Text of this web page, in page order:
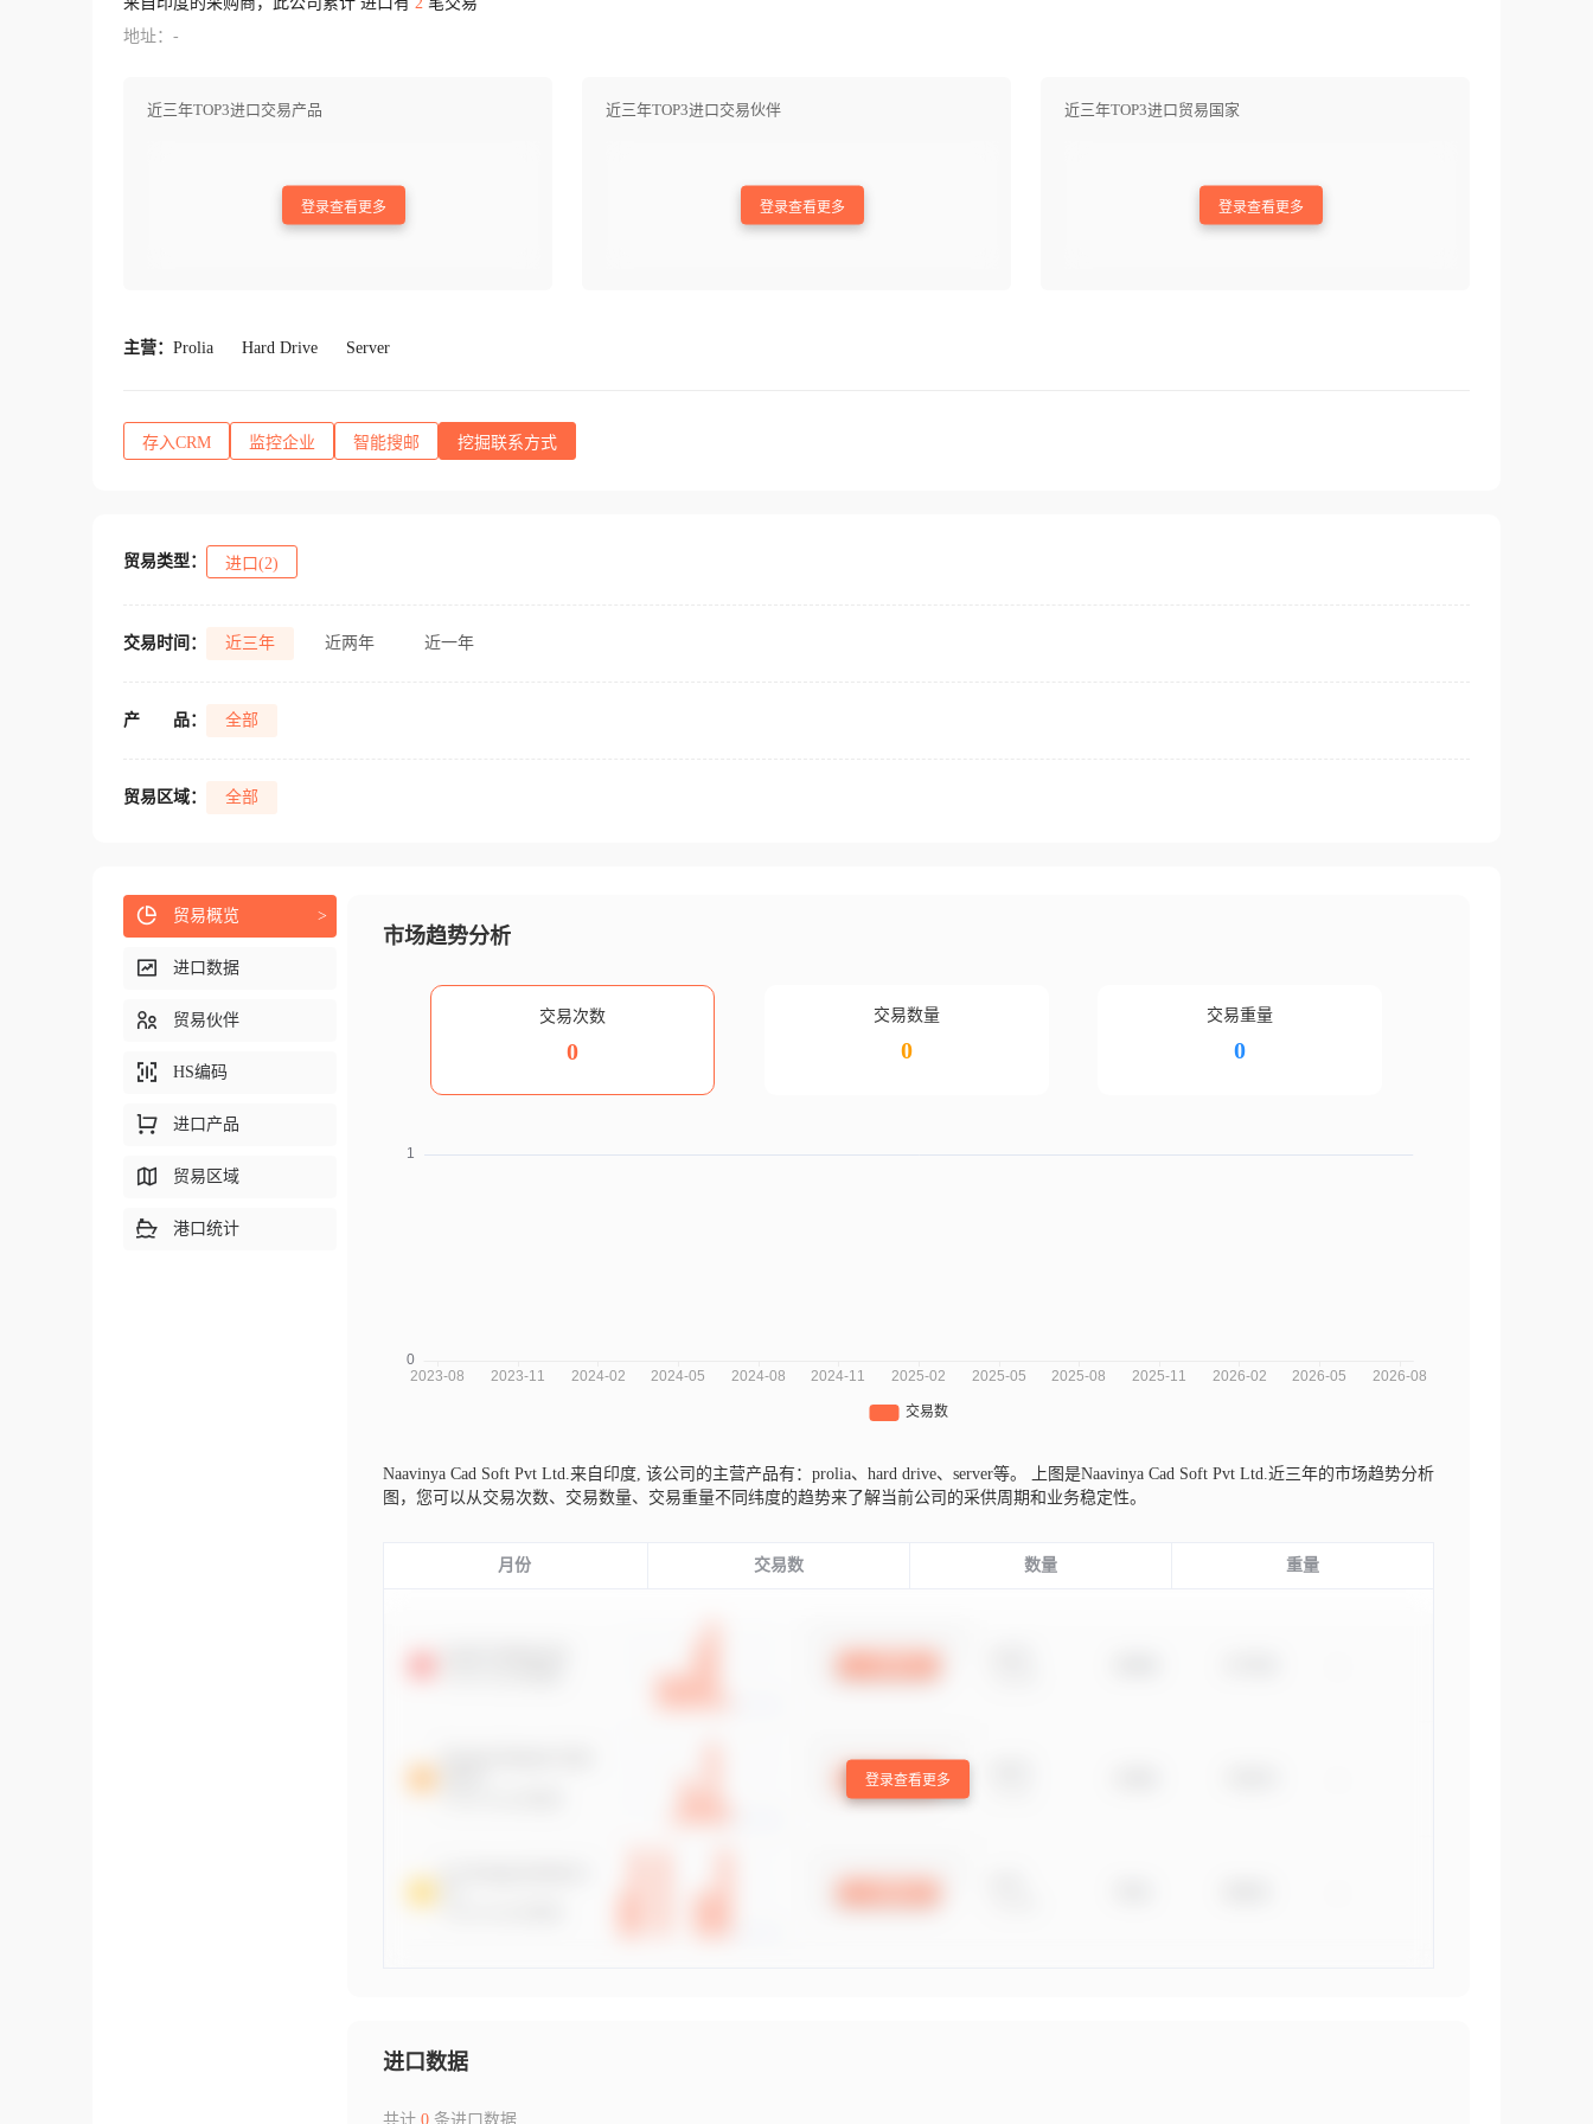
地址：-
近三年TOP3进口交易产品
登录查看更多
近三年TOP3进口交易伙伴
登录查看更多
近三年TOP3进口贸易国家
登录查看更多
主营： Prolia Hard Drive Server
存入CRM 监控企业 智能搜邮 挖掘联系方式
贸易类型： 进口(2)
交易时间： 近三年 近两年 近一年
产 品： 全部
贸易区域： 全部
市场趋势分析
交易次数
0
交易数量
0
交易重量
0
Naavinya Cad Soft Pvt Ltd.来自印度, 该公司的主营产品有：prolia、hard drive、server等。
上图是Naavinya Cad Soft Pvt Ltd.近三年的市场趋势分析
图，您可以从交易次数、交易数量、交易重量不同纬度的趋势来了解当前公司的采供周期和业务稳定性。
月份 交易数 数量 重量
登录查看更多
进口数据
共计 0条进口数据
贸易概览 >
进口数据
贸易伙伴
HS编码
进口产品
贸易区域
港口统计